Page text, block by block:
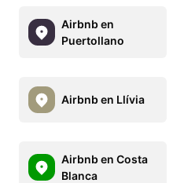
Airbnb en
Puertollano
Airbnb en Llívia
Airbnb en Costa
Blanca